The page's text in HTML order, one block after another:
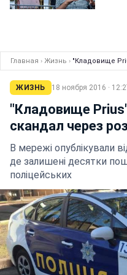
Главная › Жизнь › "Кладовище
ЖИЗНЬ 18 ноября 2016 ·
"Кладовище
скандал через
В мережі опублікували
де залишені десятки
поліцейських